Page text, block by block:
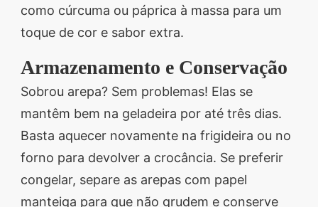
como cúrcuma ou páprica à massa para um
toque de cor e sabor extra.
Armazenamento e Conservação
Sobrou arepa? Sem problemas! Elas se
mantêm bem na geladeira por até três dias.
Basta aquecer novamente na frigideira ou no
forno para devolver a crocância. Se preferir
congelar, separe as arepas com papel
manteiga para que não grudem e conserve